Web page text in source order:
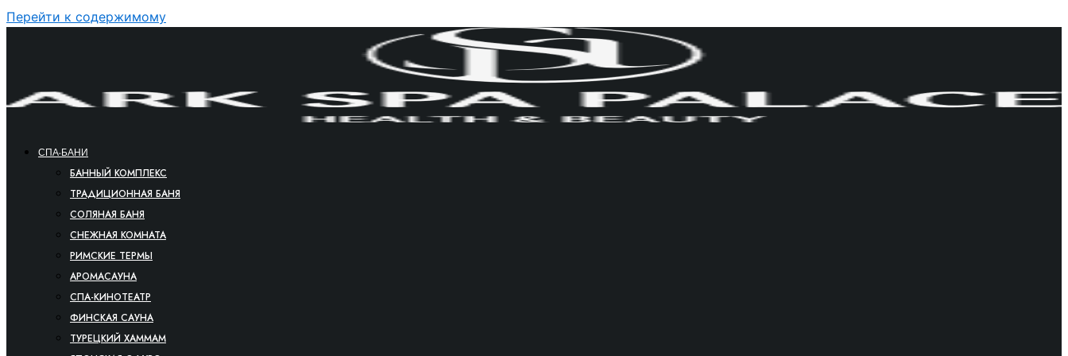
Перейти к содержимому
СПА-БАНИ
БАННЫЙ КОМПЛЕКС
ТРАДИЦИОННАЯ БАНЯ
СОЛЯНАЯ БАНЯ
СНЕЖНАЯ КОМНАТА
РИМСКИЕ ТЕРМЫ
АРОМАСАУНА
СПА-КИНОТЕАТР
ФИНСКАЯ САУНА
ТУРЕЦКИЙ ХАММАМ